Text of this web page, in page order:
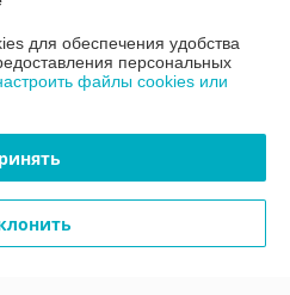
для обеспечения удобства
персональных
файлы cookies или